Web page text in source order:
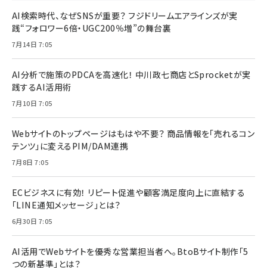
AI検索時代、なぜSNSが重要？ フジドリームエアラインズが実
践“フォロワー6倍・UGC200％増”の舞台裏
7月14日 7:05
AI分析で施策のPDCAを高速化！ 中川政七商店とSprocketが実
践するAI活用術
7月10日 7:05
Webサイトのトップページはもはや不要？ 商品情報を「売れるコン
テンツ」に変えるPIM/DAM連携
7月8日 7:05
ECビジネスに有効！ リピート促進や顧客満足度向上に直結する
「LINE通知メッセージ」とは？
6月30日 7:05
AI活用でWebサイトを優秀な営業担当者へ。BtoBサイト制作「5
つの新基準」とは？